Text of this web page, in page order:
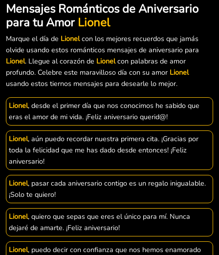
Mensajes Románticos de Aniversario
para tu Amor Lionel
Marque el día de Lionelcon los mejores recuerdos que jamás
olvide usando estos románticos mensajes de aniversario para
Lionel. Llegue al corazón de Lionelcon palabras de amor
profundo. Celebre este maravilloso día con su amor Lionel
usando estos tiernos mensajes para desearle lo mejor.
Lionel, desde el primer día que nos conocimos he sabido que
eras el amor de mi vida. ¡Feliz aniversario querid@!
Lionel, aún puedo recordar nuestra primera cita. ¡Gracias por
toda la felicidad que me has dado desde entonces! ¡Feliz
aniversario!
Lionel, pasar cada aniversario contigo es un regalo inigualable.
¡Solo te quiero!
Lionel, quiero que sepas que eres el único para mí. Nunca
dejaré de amarte. ¡Feliz aniversario!
Lionel, puedo decir con confianza que nos hemos enamorado